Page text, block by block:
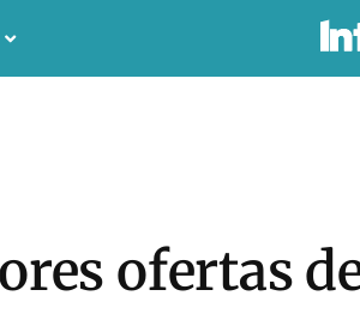
ofertas